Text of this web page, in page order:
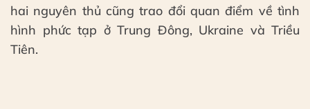
hai nguyên thủ cũng trao đổi quan điểm về tình
hình phức tạp ở Trung Đông, Ukraine và Triều
Tiên.